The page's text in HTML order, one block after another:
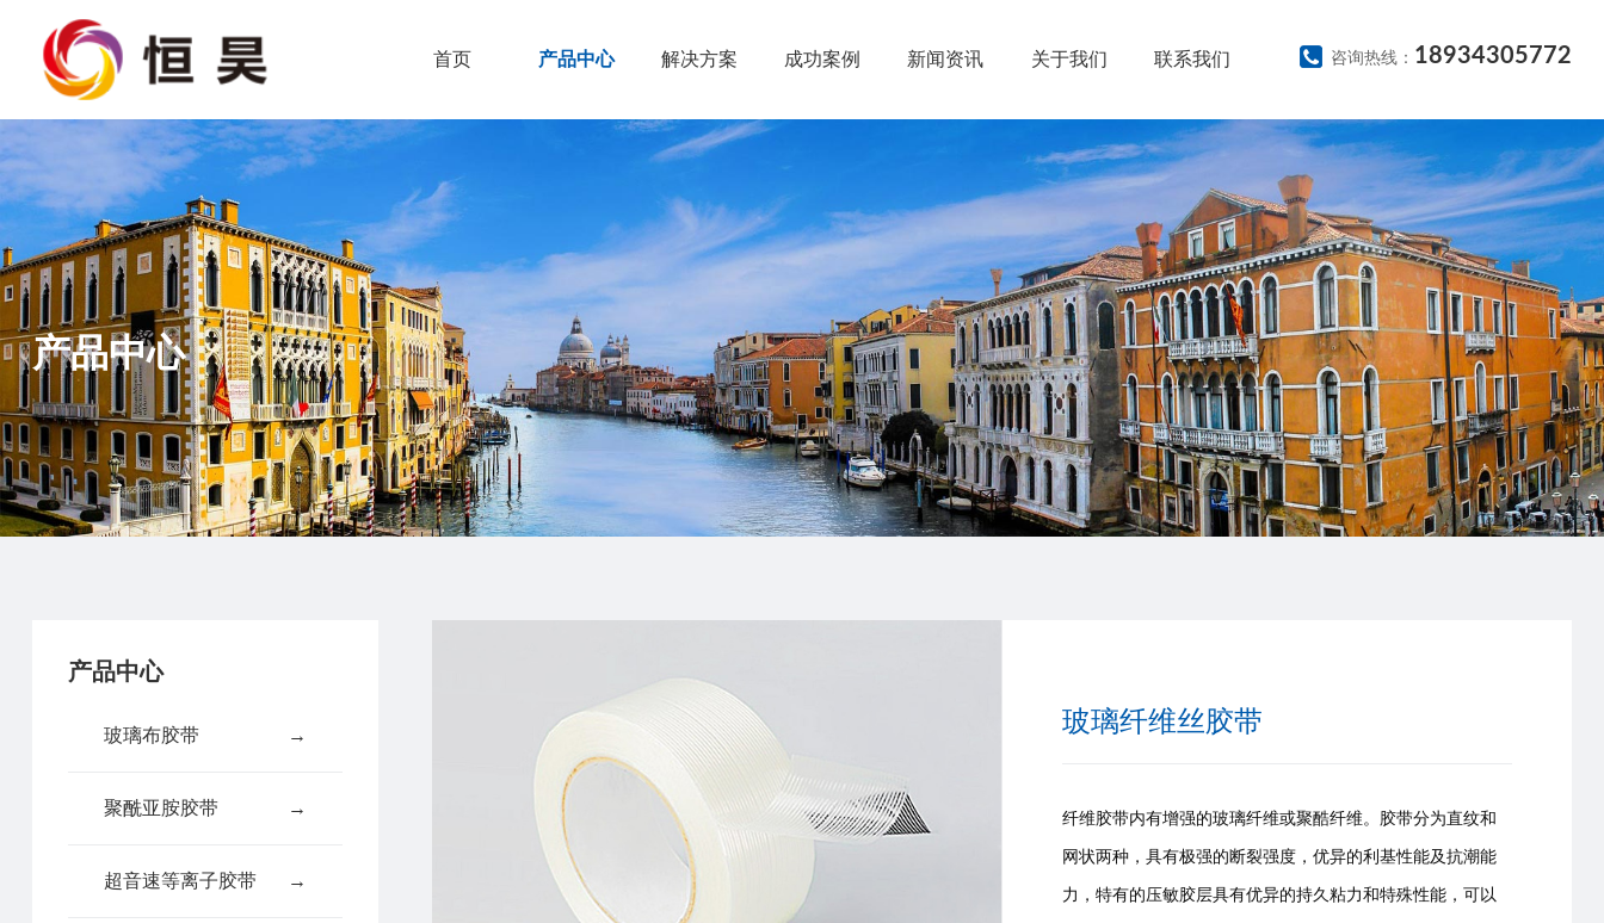
咨询热线： 18934305772
首页 产品中心 解决方案 成功案例 新闻资讯 关于我们 联系我们
产品中心
产品中心
玻璃布胶带 →
聚酰亚胺胶带 →
超音速等离子胶带 →
玻璃纤维丝胶带
纤维胶带内有增强的玻璃纤维或聚酷纤维。胶带分为直纹和
网状两种，具有极强的断裂强度，优异的利基性能及抗潮能
力，特有的压敏胶层具有优异的持久粘力和特殊性能，可以